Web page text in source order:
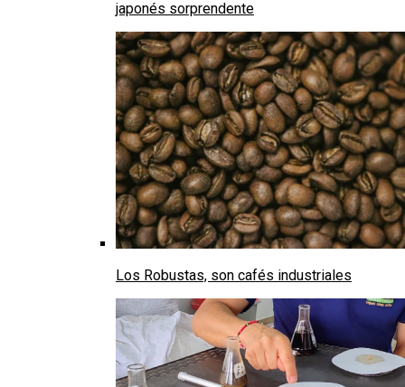
japonés sorprendente
Los Robustas, son cafés industriales